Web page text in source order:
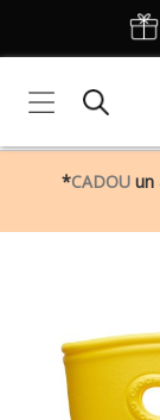
*CADOU un